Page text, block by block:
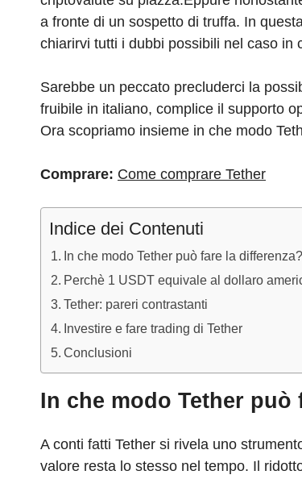
a fronte di un sospetto di truffa. In
chiarirvi tutti i dubbi possibili nel caso in
Sarebbe un peccato precluderci la
fruibile in italiano, complice il supporto
Ora scopriamo insieme in che modo
Comprare: Come comprare Tether
Indice dei Contenuti
In che modo Tether può fare la differenza?
Perchè 1 USDT equivale al dollaro
Tether: pareri contrastanti
Investire e fare trading di Tether
Conclusioni
In che modo Tether può
A conti fatti Tether si rivela uno
valore resta lo stesso nel tempo. Il